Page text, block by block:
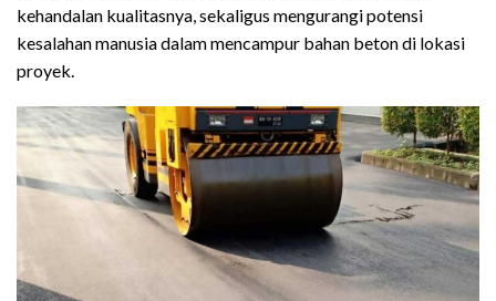
kehandalan kualitasnya, sekaligus mengurangi potensi
kesalahan manusia dalam mencampur bahan beton di lokasi
proyek.